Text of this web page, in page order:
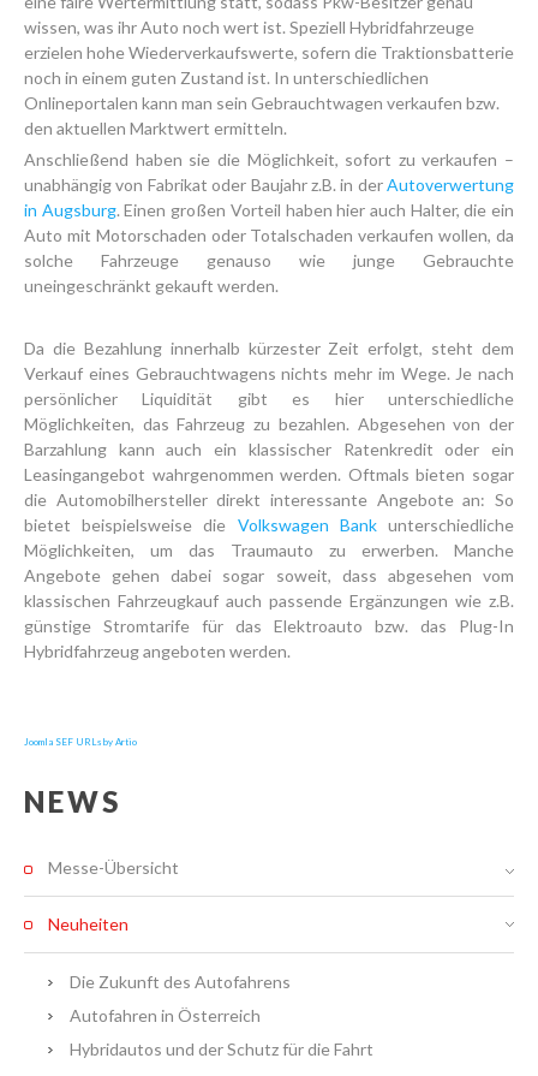
wissen, was ihr Auto noch wert ist. Speziell Hybridfahrzeuge
erzielen hohe Wiederverkaufswerte, sofern die Traktionsbatterie
noch in einem guten Zustand ist. In unterschiedlichen
Onlineportalen kann man sein Gebrauchtwagen verkaufen bzw.
den aktuellen Marktwert ermitteln.
Anschließend haben sie die Möglichkeit, sofort zu verkaufen –
unabhängig von Fabrikat oder Baujahr z.B. in derAutoverwertung
in Augsburg. Einen großen Vorteil haben hier auch Halter, die ein
Auto mit Motorschaden oder Totalschaden verkaufen wollen, da
solche Fahrzeuge genauso wie junge Gebrauchte
uneingeschränkt gekauft werden.
Da die Bezahlung innerhalb kürzester Zeit erfolgt, steht dem
Verkauf eines Gebrauchtwagens nichts mehr im Wege. Je nach
persönlicher Liquidität gibt es hier unterschiedliche
Möglichkeiten, das Fahrzeug zu bezahlen. Abgesehen von der
Barzahlung kann auch ein klassischer Ratenkredit oder ein
Leasingangebot wahrgenommen werden. Oftmals bieten sogar
die Automobilhersteller direkt interessante Angebote an: So
bietet beispielsweise die Volkswagen Bankunterschiedliche
Möglichkeiten, um das Traumauto zu erwerben. Manche
Angebote gehen dabei sogar soweit, dass abgesehen vom
klassischen Fahrzeugkauf auch passende Ergänzungen wie z.B.
günstige Stromtarife für das Elektroauto bzw. das Plug-In
Hybridfahrzeug angeboten werden.
Joomla SEF URLs by Artio
NEWS
Messe-Übersicht
Neuheiten
Die Zukunft des Autofahrens
Autofahren in Österreich
Hybridautos und der Schutz für die Fahrt